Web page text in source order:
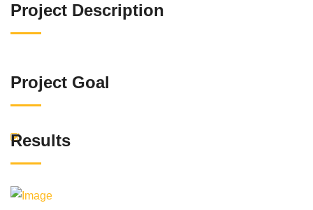
Project Description
Project Goal
Results